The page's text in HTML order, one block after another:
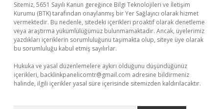
Sitemiz, 5651 Sayılı Kanun gereğince Bilgi Teknolojileri ve İletişim
Kurumu (BTK) tarafından onaylanmış bir Yer Sağlayıcı olarak hizmet
vermektedir. Bu nedenle, sitedeki içerikleri proaktif olarak denetleme
veya araştırma yükümlülüğümüz bulunmamaktadır. Ancak, üyelerimiz
yazdıkları içeriklerin sorumluluğunu taşımakta olup, siteye üye olarak
bu sorumluluğu kabul etmiş sayılırlar.
Hukuka ve yasal düzenlemelere aykırı olduğunu düşündüğünüz
içerikleri, backlinkpanelicomtr@gmail.com adresine bildirmeniz
halinde, ilgili içerikler yasal süre içerisinde sitemizden kaldırılacaktır.